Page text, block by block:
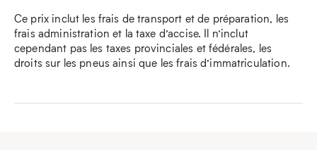
Ce prix inclut les frais de transport et de préparation, les
frais administration et la taxe d’accise. Il n’inclut
cependant pas les taxes provinciales et fédérales, les
droits sur les pneus ainsi que les frais d’immatriculation.